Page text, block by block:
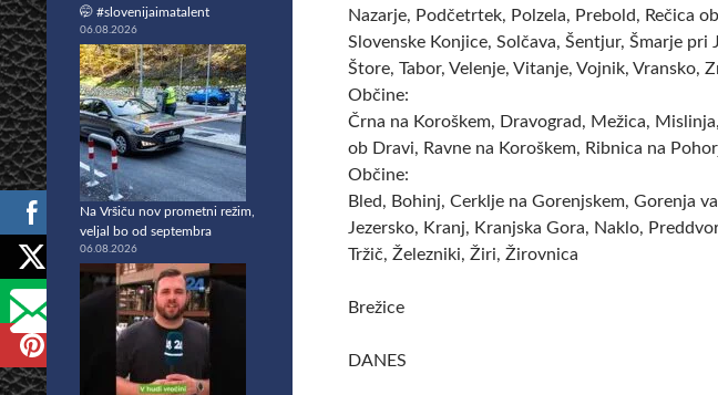
Nazarje, Podčetrtek, Polzela, Prebold, Rečica
Slovenske Konjice, Solčava, Šentjur, Šmarje pri
Štore, Tabor, Velenje, Vitanje, Vojnik, Vransko,
Občine:
Črna na Koroškem, Dravograd, Mežica,
ob Dravi, Ravne na Koroškem, Ribnica na
Občine:
Bled, Bohinj, Cerklje na Gorenjskem, Gorenja
Jezersko, Kranj, Kranjska Gora, Naklo,
Tržič, Železniki, Žiri, Žirovnica
Brežice
DANES
🤭 #slovenijaimatalent
06.08.2026
Na Vršiču nov prometni režim,
veljal bo od septembra
06.08.2026